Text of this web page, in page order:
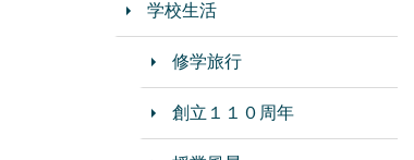
学校生活
修学旅行
創立１１０周年